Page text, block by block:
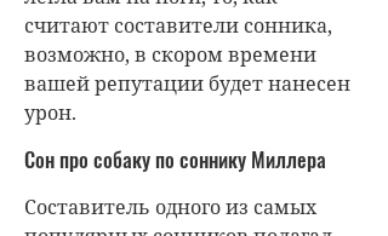
считают составители сонника,
возможно, в скором времени
вашей репутации будет нанесен
урон.
Сон про собаку по соннику Миллера
Составитель одного из самых